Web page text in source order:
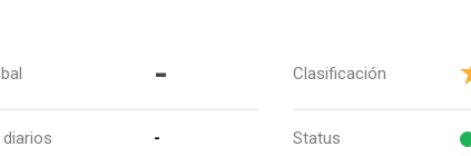
-
-
Clasificación
Status